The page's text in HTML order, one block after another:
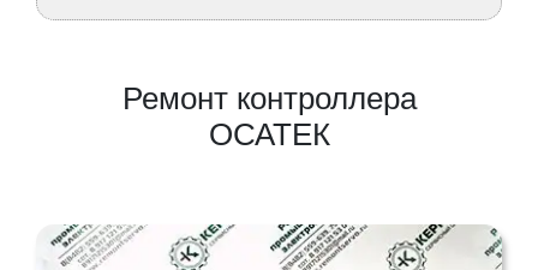
Ремонт контроллера
ОСАТЕК